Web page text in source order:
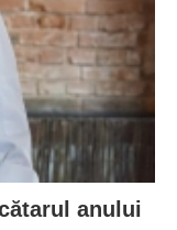
anului